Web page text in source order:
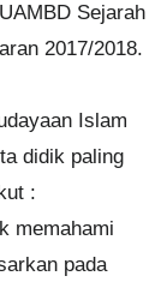
Sejarah
2017/2018.
Islam
didik paling
:
memahami
pada